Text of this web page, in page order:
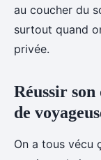
au coucher du
surtout quand
privée.
Réussir
de
On a tous vécu